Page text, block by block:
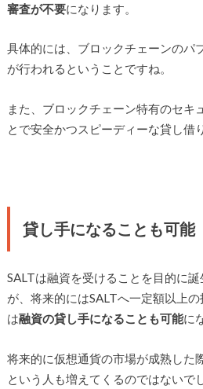
審査が不要になります。
具体的には、ブロックチェーンのパ
が行われるということですね。
また、ブロックチェーン特有のセキ
とで安全かつスピーディーな貸し借
貸し手になることも可能
SALTは融資を受けることを目的に
が、将来的にはSALTへ一定額以上
は融資の貸し手になることも可能に
将来的に仮想通貨の市場が成熟した
という人も増えてくるのではないで